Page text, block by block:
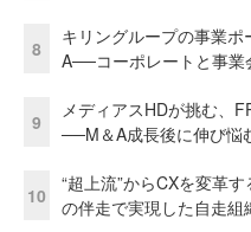
8
キリングループの事業
A──コーポレートと事業
9
メディアスHDが挑む、
──M＆A成長後に伸び悩
10
“超上流”からCXを変革
の伴走で実現した自走組